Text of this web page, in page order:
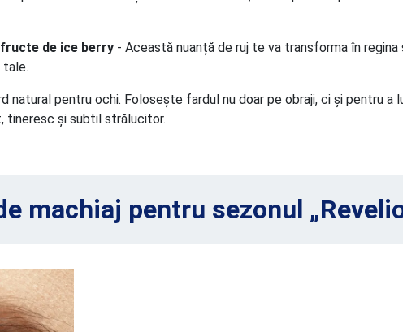
de ice berry - Această nuanță de ruj te va transforma în
natural pentru ochi. Folosește fardul nu doar pe obraji, ci și pentru a
tineresc și subtil strălucitor.
machiaj pentru sezonul